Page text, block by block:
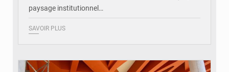
paysage institutionnel…
SAVOIR PLUS